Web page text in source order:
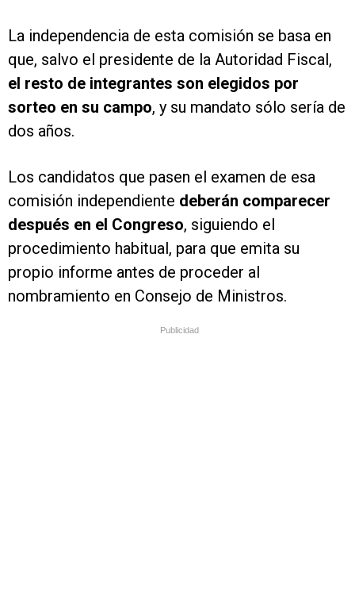
La independencia de esta comisión se basa en
que, salvo el presidente de la Autoridad Fiscal,
el resto de integrantes son elegidos por
sorteo en su campo, y su mandato sólo sería de
dos años.
Los candidatos que pasen el examen de esa
comisión independiente deberán comparecer
después en el Congreso, siguiendo el
procedimiento habitual, para que emita su
propio informe antes de proceder al
nombramiento en Consejo de Ministros.
Publicidad